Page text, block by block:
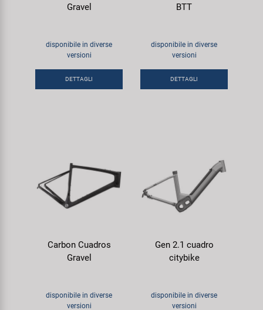
Gravel
disponibile in diverse
versioni
DETTAGLI
BTT
disponibile in diverse
versioni
DETTAGLI
Carbon Cuadros
Gravel
disponibile in diverse
versioni
Gen 2.1 cuadro
citybike
disponibile in diverse
versioni